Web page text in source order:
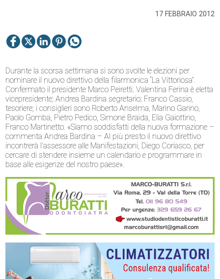
17 FEBBRAIO 2012
Durante la scorsa settimana si sono svolte le elezioni per
nominare il nuovo direttivo della filarmonica “La Vittoriosa”.
Confermato il presidente Marco Peiretti. Valentina Ferina è eletta
vicepresidente; Andrea Bardina segretario; Franco Cassio,
tesoriere; i consiglieri sono Roberto Anselma, Marino Garino,
Paolo Gomba, Pietro Pedico, Simone Braida, Elia Gaiottino,
Franco Martinetto. «Siamo soddisfatti della nuova formazione –
commenta Andrea Bardina – Al più presto il nuovo direttivo
incontrerà l’assessore alle Manifestazioni, Diego Coriasco, per
cercare di stendere insieme un calendario e programmare in
base alle esigenze del nostro paese».